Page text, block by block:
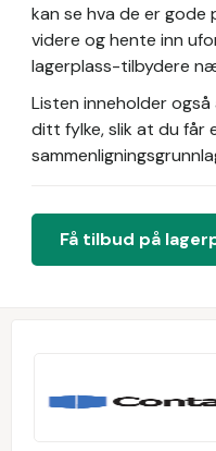
kan se hva de er gode
videre og hente inn
lagerplass-tilbydere
Listen inneholder
ditt fylke, slik at du får
Få tilbud på